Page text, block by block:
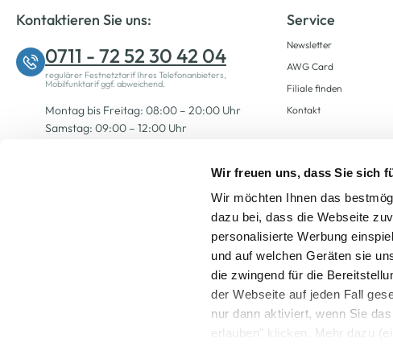
Wir freuen uns, dass Sie sich
Wir möchten Ihnen das
dazu bei, dass die Webseite
personalisierte Werbung
und auf welchen Geräten sie
die zwingend für die
der Webseite auf jeden Fall
nur dann aktiviert, wenn Sie
erlauben" klicken. Mehr dazu
Kontaktieren Sie uns:
0711 - 72 52 30 42 04
regulärer Festnetztarif Ihres Telefonanbieters,
Mobilfunktarif ggf. abweichend.
Montag bis Freitag: 08:00 – 20:00 Uhr
Samstag: 09:00 – 12:00 Uhr
Service
Newsletter
AWG Card
Filiale finden
Kontakt
Alle Preise inkl. gesetzl.